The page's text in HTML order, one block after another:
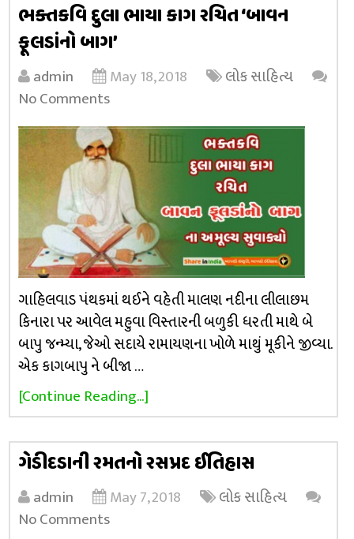
ભક્તકવિ દુલા ભાયા કાગ રચિત ‘બાવન
ફૂલડાંનો બાગ’
admin May 18, 2018
લોક સાહિત્ય
No Comments
ગાહિલવાડ પંથકમાં થઈને વહેતી માલણ નદીના લીલાછમ
કિનારા પર આવેલ મહુવા વિસ્તારની બળુકી ધરતી માથે બે
બાપુ જન્મ્યા, જેઓ સદાયે રામાયણના ખોળે માથું મૂકીને જીવ્યા.
એક કાગબાપુ ને બીજા …
[Continue Reading...]
ગેડીદડાની રમતનો રસપ્રદ ઈતિહાસ
admin May 7, 2018
લોક સાહિત્ય
No Comments